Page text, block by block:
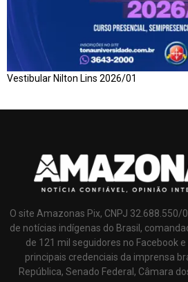
Vestibular Nilton Lins 2026/01
O site Amazonas Pix, CNPJ 32.688.550/
de notícias indígenas do Brasil,
de 121 mil seguidores no Facebook
principais credenciais da imprensa
República, Senado Federal, Câmara